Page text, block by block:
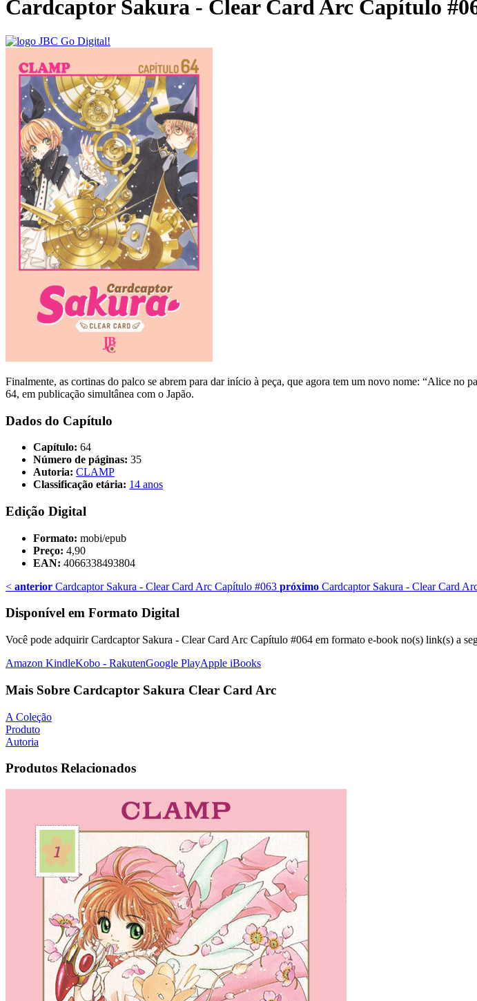
Cardcaptor Sakura - Clear Card Arc Capítulo
Finalmente, as cortinas do palco se abrem para dar início à peça, que agora tem um novo nome: “Alice
64, em publicação simultânea com o Japão.
Dados do Capítulo
Capítulo: 64
Número de páginas: 35
Autoria: CLAMP
Classificação etária: 14 anos
Edição Digital
Formato: mobi/epub
Preço: 4,90
EAN: 4066338493804
< anterior Cardcaptor Sakura - Clear Card Arc Capítulo #063 próximo Cardcaptor Sakura - Clear Card
Disponível em Formato Digital
Você pode adquirir Cardcaptor Sakura - Clear Card Arc Capítulo #064 em formato e-book no(s) link(s) a
Amazon KindleKobo - RakutenGoogle PlayApple iBooks
Mais Sobre Cardcaptor Sakura Clear Card Arc
A Coleção
Produto
Autoria
Produtos Relacionados